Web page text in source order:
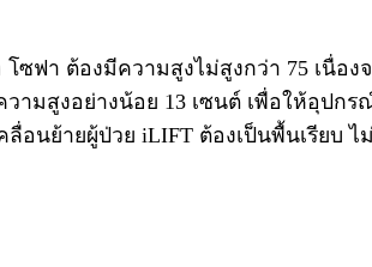
โซฟา ต้องมีความสูงไม่สูงกว่า 75 เนื่
ามสูงอย่างน้อย 13 เซนต์ เพื่อให้อุปกร
อนย้ายผู้ป่วย iLIFT ต้องเป็นพื้นเรียบ